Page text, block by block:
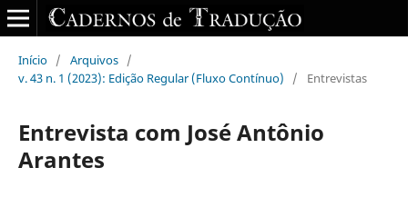
Início / Arquivos /
v. 43 n. 1 (2023): Edição Regular (Fluxo Contínuo)
/ Entrevistas
Entrevista com José Antônio
Arantes